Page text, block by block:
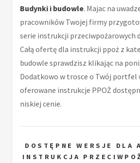
Budynki i budowle. Majac na
pracowników Twojej firmy
serie instrukcji przeciwpożarowych
Całą ofertę dla instrukcji ppoż z
budowle sprawdzisz klikając na
Dodatkowo w trosce o Twój portfel
oferowane instrukcje PPOŻ
niskiej cenie.
DOSTĘPNE WERSJE DLA
INSTRUKCJA